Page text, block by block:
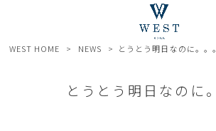
WEST HOME > NEWS > とうとう明日なのに。。。
とうとう明日なのに